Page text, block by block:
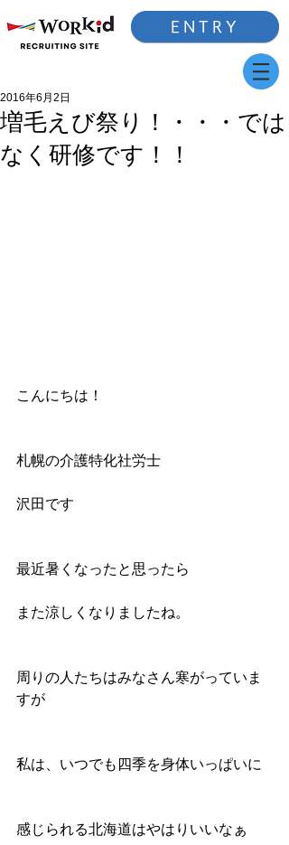
ENTRY
増毛えび祭り！・・・では
なく研修です！！
2016年6月2日
こんにちは！
札幌の介護特化社労士
沢田です
最近暑くなったと思ったら
また涼しくなりましたね。
周りの人たちはみなさん寒がっていま
すが
私は、いつでも四季を身体いっぱいに
感じられる北海道はやはりいいなぁ